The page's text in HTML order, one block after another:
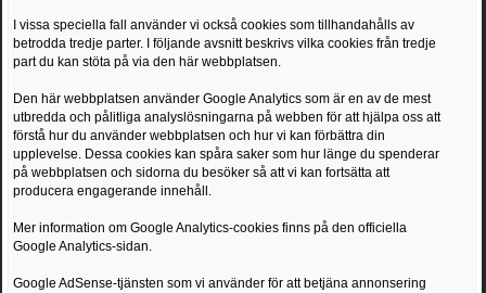
I vissa speciella fall använder vi också cookies som tillhandahålls av
betrodda tredje parter. I följande avsnitt beskrivs vilka cookies från tredje
part du kan stöta på via den här webbplatsen.
Den här webbplatsen använder Google Analytics som är en av de mest
utbredda och pålitliga analyslösningarna på webben för att hjälpa oss att
förstå hur du använder webbplatsen och hur vi kan förbättra din
upplevelse. Dessa cookies kan spåra saker som hur länge du spenderar
på webbplatsen och sidorna du besöker så att vi kan fortsätta att
producera engagerande innehåll.
Mer information om Google Analytics-cookies finns på den officiella
Google Analytics-sidan.
Google AdSense-tjänsten som vi använder för att betjäna annonsering